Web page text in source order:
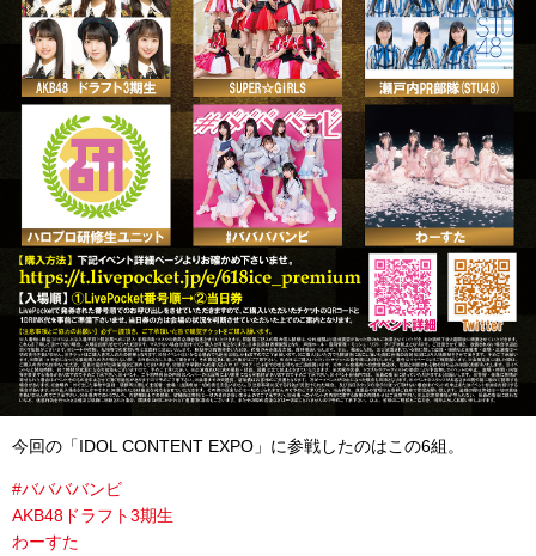
今回の「IDOL CONTENT EXPO」に参戦したのはこの6組。
#ババババンビ
AKB48ドラフト3期生
わーすた